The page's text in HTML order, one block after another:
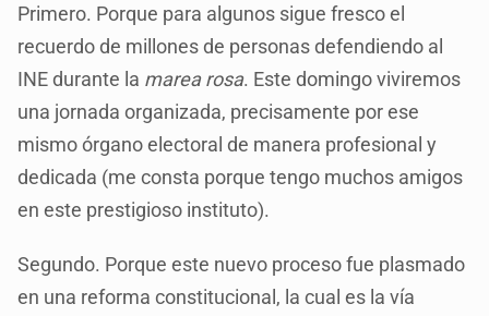
Primero. Porque para algunos sigue fresco el
recuerdo de millones de personas defendiendo al
INE durante la marea rosa. Este domingo viviremos
una jornada organizada, precisamente por ese
mismo órgano electoral de manera profesional y
dedicada (me consta porque tengo muchos amigos
en este prestigioso instituto).
Segundo. Porque este nuevo proceso fue plasmado
en una reforma constitucional, la cual es la vía